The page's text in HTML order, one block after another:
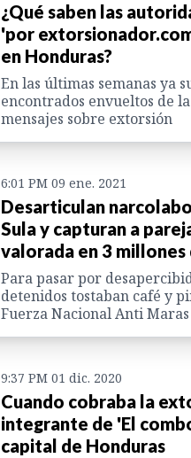
¿Qué saben las
'por
en Honduras?
En las últimas semanas ya
encontrados envueltos de
mensajes sobre extorsión
6:01 PM 09 ene. 2021
Desarticulan
Sula y capturan a
valorada en 3 millones
Para pasar por
detenidos tostaban café y
Fuerza Nacional Anti
9:37 PM 01 dic. 2020
Cuando cobraba la
integrante de 'El
capital de Honduras